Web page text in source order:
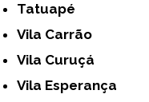
Tatuapé
Vila Carrão
Vila Curuçá
Vila Esperança